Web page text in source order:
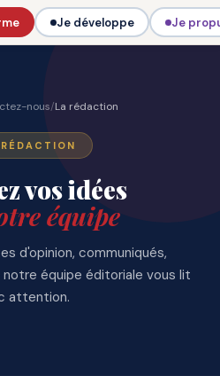
Je développe Je
nous/La rédaction
vos idées
équipe
d'opinion, communiqués,
équipe éditoriale vous lit
attention.